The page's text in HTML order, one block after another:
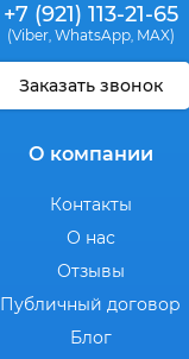
+7 (921) 113-21-65
(Viber, WhatsApp, MAX)
Заказать звонок
О компании
Контакты
О нас
Отзывы
Публичный договор
Блог